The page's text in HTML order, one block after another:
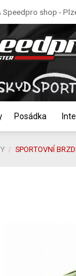
Speedpro shop -
Posádka
/ SPORTOVNÍ